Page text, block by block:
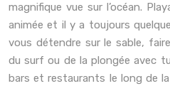
magnifique vue sur l’océan.
animée et il y a toujours
vous détendre sur le sable,
du surf ou de la plongée avec
bars et restaurants le long de